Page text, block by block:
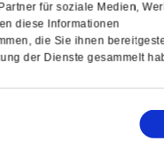
für soziale Medien,
diese Informationen
die Sie ihnen
der Dienste gesammelt
2025
Publik-
findetvia Zoomstatt.
den Link zur